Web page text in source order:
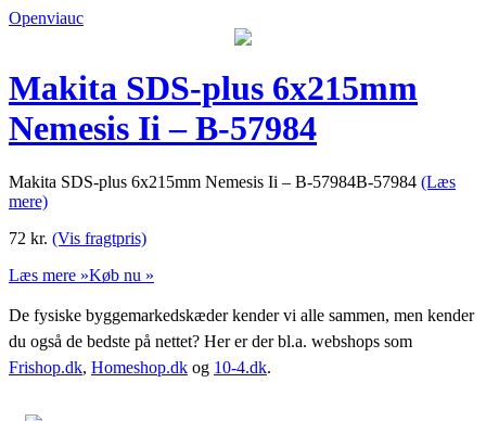
Openviauc
Makita SDS-plus 6x215mm
Nemesis Ii – B-57984
Makita SDS-plus 6x215mm Nemesis Ii – B-57984B-57984 (Læs
mere)
72 kr. (Vis fragtpris)
Læs mere »Køb nu »
De fysiske byggemarkedskæder kender vi alle sammen, men kender
du også de bedste på nettet? Her er der bl.a. webshops som
Frishop.dk, Homeshop.dk og 10-4.dk.